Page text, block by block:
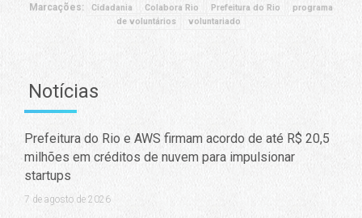
Marcações: Cidadania Colabora Rio Prefeitura do Rio
programa
de voluntários
voluntariado
Notícias
Prefeitura do Rio e AWS firmam acordo de até R$ 20,5
milhões em créditos de nuvem para impulsionar
startups
7 de agosto de 2026